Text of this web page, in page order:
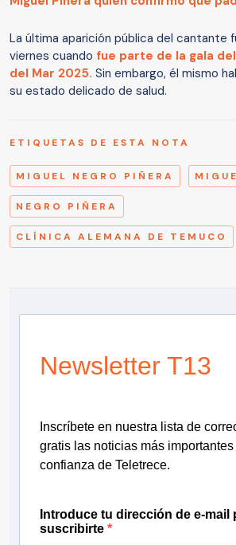
La última aparición pública del cantante
viernes cuando fue parte de la gala
del Mar 2025. Sin embargo, él mismo
su estado delicado de salud.
ETIQUETAS DE ESTA NOTA
MIGUEL NEGRO PIÑERA
NEGRO PIÑERA
CLÍNICA ALEMANA DE TEMUCO
Newsletter T13
Inscríbete en nuestra lista de
gratis las noticias más
confianza de Teletrece.
Introduce tu dirección de e-mail
suscribirte